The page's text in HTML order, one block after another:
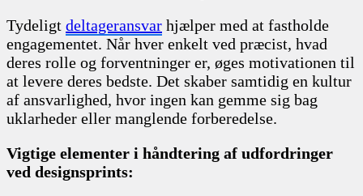
Tydeligt deltageransvar hjælper med at fastholde
engagementet. Når hver enkelt ved præcist, hvad
deres rolle og forventninger er, øges motivationen til
at levere deres bedste. Det skaber samtidig en kultur
af ansvarlighed, hvor ingen kan gemme sig bag
uklarheder eller manglende forberedelse.
Vigtige elementer i håndtering af udfordringer
ved designsprints: